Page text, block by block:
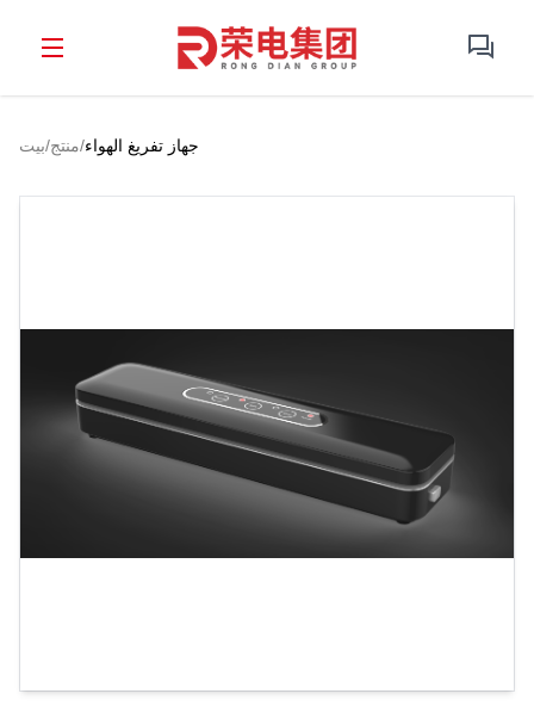
بيت/منتج/جهاز تفريغ الهواء